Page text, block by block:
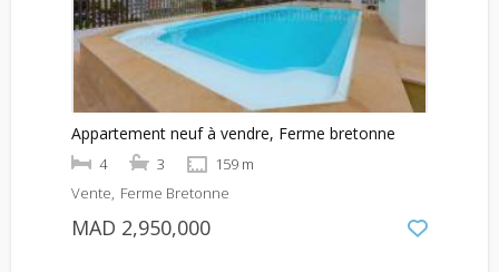
Appartement neuf à vendre, Ferme bretonne
4 3
159 m
Vente Ferme Bretonne
MAD 2,950,000